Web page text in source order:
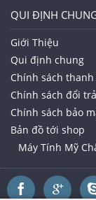
QUI ĐỊNH
Giới Thiệu
Qui định chung
Chính sách
Chính sách đổi
Chính sách bảo
Bản đồ tới shop
Máy Tính Mỹ